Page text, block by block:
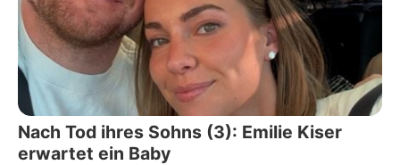
Nach Tod ihres Sohns (3): Emilie Kiser
erwartet ein Baby